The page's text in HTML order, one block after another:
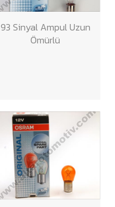
93 Sinyal Ampul Uzun
Ömürlü